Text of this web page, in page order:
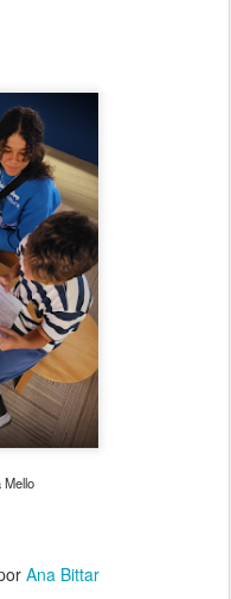
Mello
Ana Bittar